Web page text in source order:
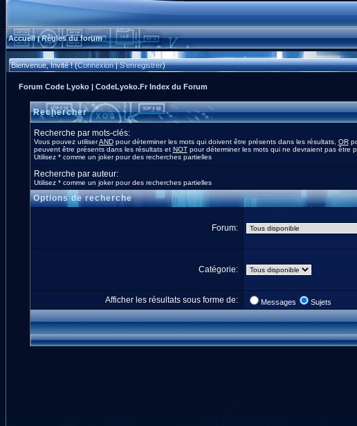
Accueil|Règles du forum
Bienvenue, Invité ! (Connexion|S'enregistrer)
Forum Code Lyoko | CodeLyoko.Fr Index du Forum
Rechercher
Recherche par mots-clés:
Vous pouvez utiliserANDpour déterminer les mots qui doivent être présents dans les résultats, OR
peuvent être présents dans les résultats et NOTpour déterminer les mots qui ne devraient pas être
Utilisez * comme un joker pour des recherches partielles
Recherche par auteur:
Utilisez * comme un joker pour des recherches partielles
Options de recherche
Forum:
Catégorie:
Afficher les résultats sous forme de: Messages Sujets